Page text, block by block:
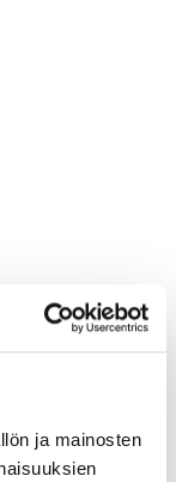
ja mainosten